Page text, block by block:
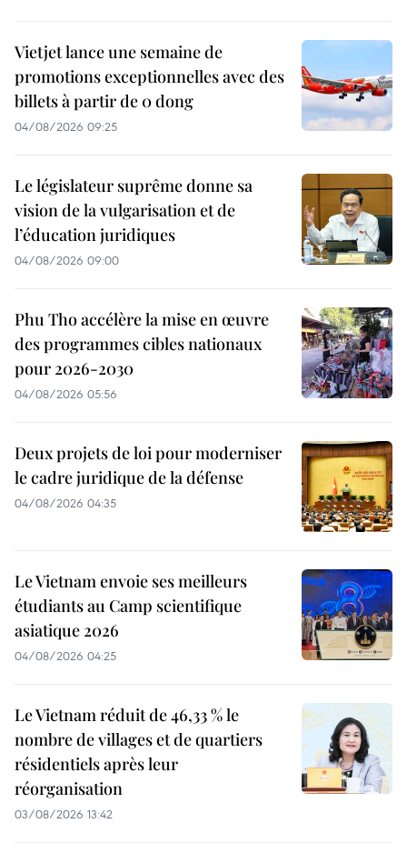
Vietjet lance une semaine de
promotions exceptionnelles avec des
billets à partir de 0 dong
04/08/2026 09:25
Le législateur suprême donne sa
vision de la vulgarisation et de
l’éducation juridiques
04/08/2026 09:00
Phu Tho accélère la mise en œuvre
des programmes cibles nationaux
pour 2026-2030
04/08/2026 05:56
Deux projets de loi pour moderniser
le cadre juridique de la défense
04/08/2026 04:35
Le Vietnam envoie ses meilleurs
étudiants au Camp scientifique
asiatique 2026
04/08/2026 04:25
Le Vietnam réduit de 46,33 % le
nombre de villages et de quartiers
résidentiels après leur
réorganisation
03/08/2026 13:42